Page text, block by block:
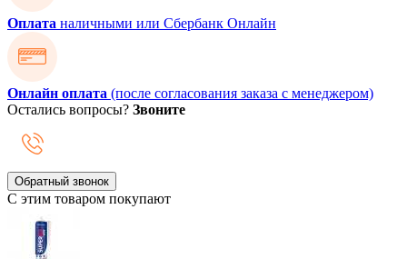
Оплата наличными или Сбербанк Онлайн
Онлайн оплата (после согласования заказа с менеджером)
Остались вопросы? Звоните
Обратный звонок
С этим товаром покупают